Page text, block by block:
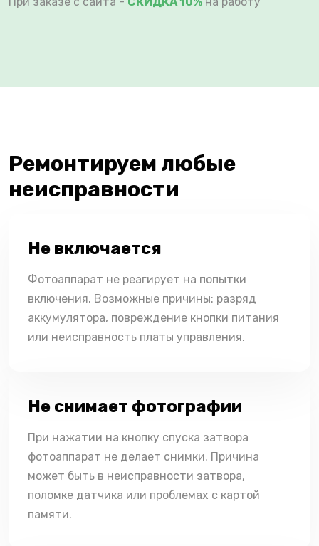
Ремонтируем любые
неисправности
Не включается
Фотоаппарат не реагирует на попытки
включения. Возможные причины: разряд
аккумулятора, повреждение кнопки питания
или неисправность платы управления.
Не снимает фотографии
При нажатии на кнопку спуска затвора
фотоаппарат не делает снимки. Причина
может быть в неисправности затвора,
поломке датчика или проблемах с картой
памяти.